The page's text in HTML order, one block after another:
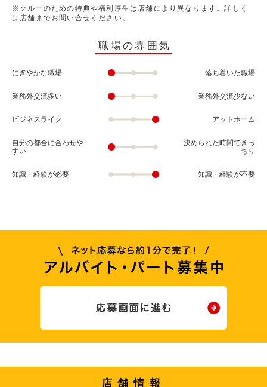
※クルーのための特典や福利厚生は店舗により異なります。詳しく
は店舗までお問い合せください。
職場の雰囲気
にぎやかな職場 落ち着いた職場
業務外交流多い 業務外交流少ない
ビジネスライク アットホーム
自分の都合に合わせや
すい
決められた時間できっ
ちり
知識・経験が必要 知識・経験が不要
店舗情報